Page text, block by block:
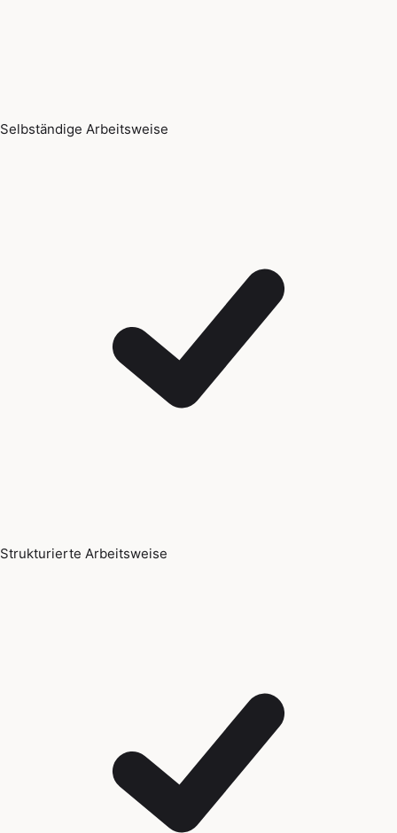
Selbständige Arbeitsweise
Strukturierte Arbeitsweise